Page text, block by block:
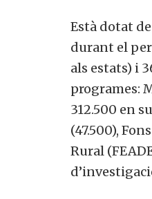
Està dotat
durant el
als estats) i
programes:
312.500 en
(47.500),
Rural